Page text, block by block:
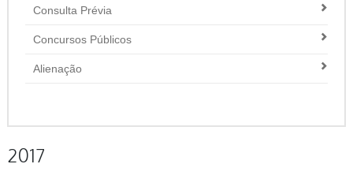
Consulta Prévia
Concursos Públicos
Alienação
2017